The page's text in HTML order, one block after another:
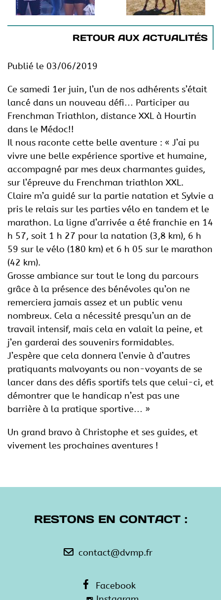
RETOUR AUX ACTUALITÉS
Publié le 03/06/2019
Ce samedi 1er juin, l’un de nos adhérents s’était
lancé dans un nouveau défi… Participer au
Frenchman Triathlon, distance XXL à Hourtin
dans le Médoc!!
Il nous raconte cette belle aventure : « J’ai pu
vivre une belle expérience sportive et humaine,
accompagné par mes deux charmantes guides,
sur l’épreuve du Frenchman triathlon XXL.
Claire m’a guidé sur la partie natation et Sylvie a
pris le relais sur les parties vélo en tandem et le
marathon. La ligne d’arrivée a été franchie en 14
h 57, soit 1 h 27 pour la natation (3,8 km), 6 h
59 sur le vélo (180 km) et 6 h 05 sur le marathon
(42 km).
Grosse ambiance sur tout le long du parcours
grâce à la présence des bénévoles qu’on ne
remerciera jamais assez et un public venu
nombreux. Cela a nécessité presqu’un an de
travail intensif, mais cela en valait la peine, et
j’en garderai des souvenirs formidables.
J’espère que cela donnera l’envie à d’autres
pratiquants malvoyants ou non-voyants de se
lancer dans des défis sportifs tels que celui-ci, et
démontrer que le handicap n’est pas une
barrière à la pratique sportive… »
Un grand bravo à Christophe et ses guides, et
vivement les prochaines aventures !
RESTONS EN CONTACT :
contact@dvmp.fr
Facebook